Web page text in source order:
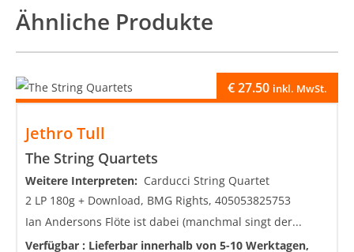
Ähnliche Produkte
Jethro Tull
The String Quartets
€27.50 inkl. MwSt.
Weitere Interpreten: Carducci String Quartet
2 LP 180g + Download, BMG Rights, 405053825753
Ian Andersons Flöte ist dabei (manchmal singt der...
Verfügbar : Lieferbar innerhalb von 5-10 Werktagen,